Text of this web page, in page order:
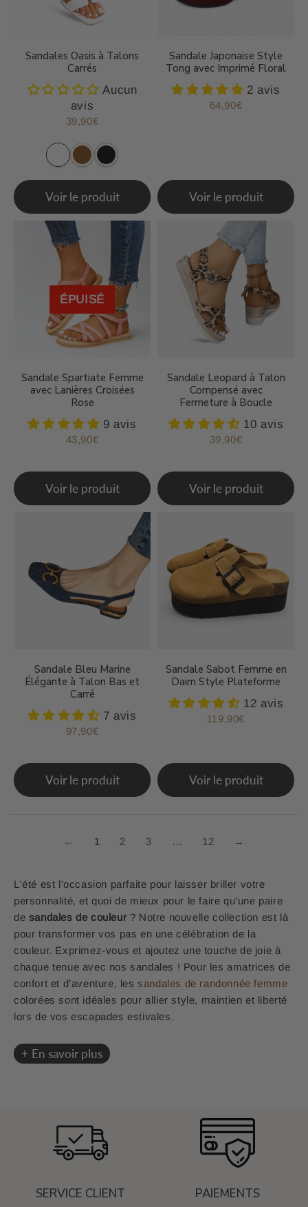
Sandales Oasis à Talons
Carrés
Aucun
avis
Prix
39,90€
Voir le produit
Sandale Japonaise Style
Tong avec Imprimé Floral
2 avis
Prix
64,90€
Voir le produit
ÉPUISÉ
Sandale Spartiate Femme
avec Lanières Croisées
Rose
9 avis
Prix
43,90€
Voir le produit
Sandale Leopard à Talon
Compensé avec
Fermeture à Boucle
10 avis
Prix
39,90€
Voir le produit
Sandale Bleu Marine
Élégante à Talon Bas et
Carré
7 avis
Prix
97,90€
Voir le produit
Sandale Sabot Femme en
Daim Style Plateforme
12 avis
Prix
119,90€
Voir le produit
← 1 2 3 … 12 →
L'été est l'occasion parfaite pour laisser briller votre
personnalité, et quoi de mieux pour le faire qu'une paire
de sandales de couleur? Notre nouvelle collection est là
pour transformer vos pas en une célébration de la
couleur. Exprimez-vous et ajoutez une touche de joie à
chaque tenue avec nossandales ! Pour les amatrices de
confort et d’aventure, lessandales de randonnée femme
colorées sont idéales pour allier style, maintien et liberté
lors de vos escapades estivales.
En savoir plus
SERVICE CLIENT PAIEMENTS